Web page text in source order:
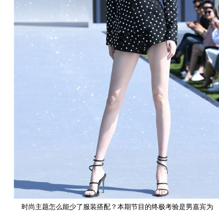
时尚主题怎么能少了服装搭配？本期节目的终极考验是男嘉宾为